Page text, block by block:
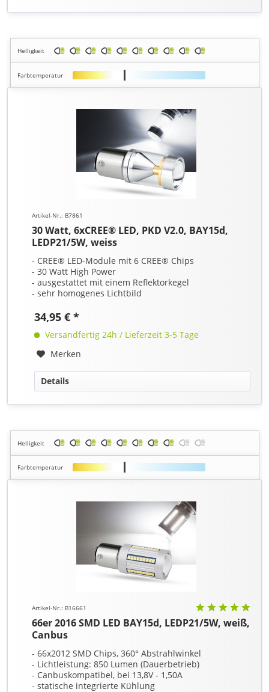
Helligkeit
Farbtemperatur
Artikel-Nr.: B7861
30 Watt, 6xCREE® LED, PKD V2.0, BAY15d,
LEDP21/5W, weiss
- CREE® LED-Module mit 6 CREE® Chips
- 30 Watt High Power
- ausgestattet mit einem Reflektorkegel
- sehr homogenes Lichtbild
34,95 € *
Versandfertig 24h / Lieferzeit 3-5 Tage
Merken
Details
Helligkeit
Farbtemperatur
Artikel-Nr.: B16661
66er 2016 SMD LED BAY15d, LEDP21/5W, weiß,
Canbus
- 66x2012 SMD Chips, 360° Abstrahlwinkel
- Lichtleistung: 850 Lumen (Dauerbetrieb)
- Canbuskompatibel, bei 13,8V - 1,50A
- statische integrierte Kühlung